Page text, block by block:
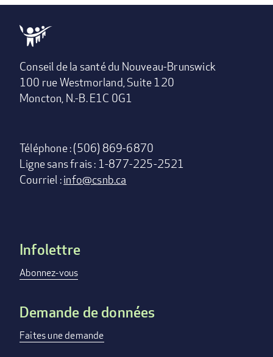
Conseil de la santé du Nouveau-Brunswick
100 rue Westmorland, Suite 120
Moncton, N.-B. E1C 0G1
Téléphone : (506) 869-6870
Ligne sans frais : 1-877-225-2521
Courriel :info@csnb.ca
Footer
menu
Infolettre
Abonnez-vous
Demande de données
Faites une demande